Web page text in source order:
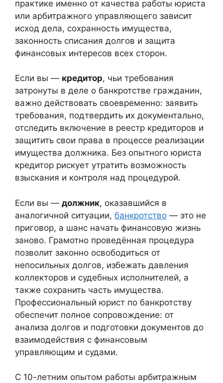
практике именно от качества работы юриста
или арбитражного управляющего зависит
исход дела, сохранность имущества,
законность списания долгов и защита
финансовых интересов всех сторон.
Если вы — кредитор, чьи требования
затронуты в деле о банкротстве гражданин,
важно действовать своевременно: заявить
требования, подтвердить их документально,
отследить включение в реестр кредиторов и
защитить свои права в процессе реализации
имущества должника. Без опытного юриста
кредитор рискует утратить возможность
взыскания и контроля над процедурой.
Если вы — должник, оказавшийся в
аналогичной ситуации, банкротство — это не
приговор, а шанс начать финансовую жизнь
заново. Грамотно проведённая процедура
позволит законно освободиться от
непосильных долгов, избежать давления
коллекторов и судебных исполнителей, а
также сохранить часть имущества.
Профессиональный юрист по банкротству
обеспечит полное сопровождение: от
анализа долгов и подготовки документов до
взаимодействия с финансовым
управляющим и судами.
С 10-летним опытом работы арбитражным